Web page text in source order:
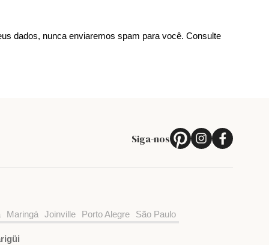
dados, nunca enviaremos spam para você. Consulte
Siga-nos
Maringá Joinville Porto Alegre São Paulo